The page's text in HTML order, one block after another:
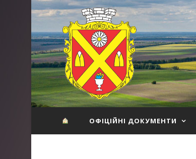
ОФІЦІЙНІ ДОКУМЕНТИ